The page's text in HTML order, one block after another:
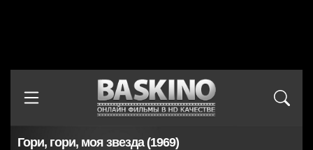
Гори, гори, моя звезда (1969)